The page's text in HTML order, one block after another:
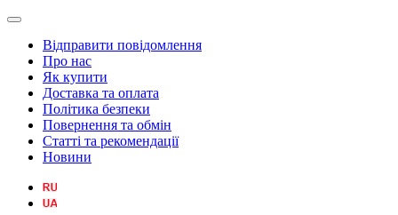
Відправити повідомлення
Про нас
Як купити
Доставка та оплата
Політика безпеки
Повернення та обмін
Статті та рекомендації
Новини